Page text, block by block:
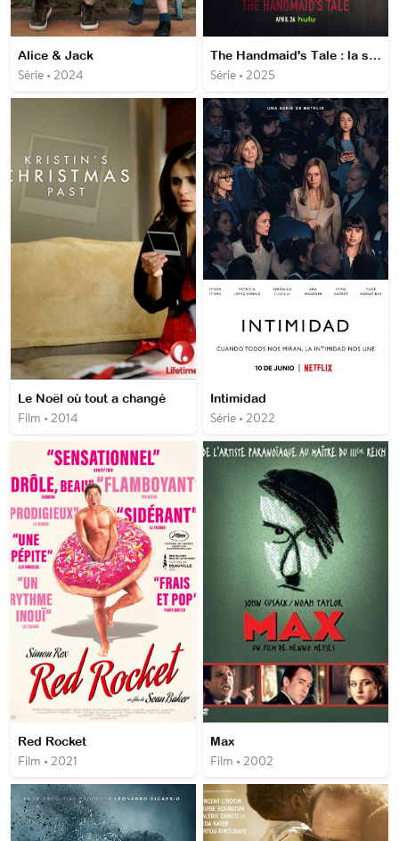
Alice & Jack
Série • 2024
The Handmaid's Tale : la servante écarlate
Série • 2025
Le Noël où tout a changé
Film • 2014
Intimidad
Série • 2022
Red Rocket
Film • 2021
Max
Film • 2002